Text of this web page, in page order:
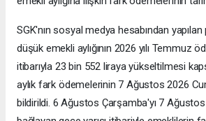
SGK'nın sosyal medya hesabından yapılan
düşük emekli aylığının 2026 yılı Temmuz
itibarıyla 23 bin 552 liraya yükseltilmesi
aylık fark ödemelerinin 7 Ağustos 2026
bildirildi. 6 Ağustos Çarşamba'yı 7